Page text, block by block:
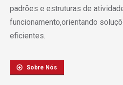
padrões e estruturas de
funcionamento,orientando
eficientes.
Sobre Nós